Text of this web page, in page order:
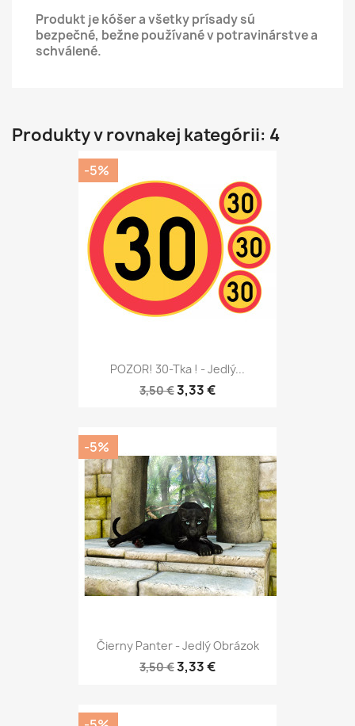
Produkt je kóšer a všetky prísady sú
bezpečné, bežne používané v potravinárstve a
schválené.
Produkty v rovnakej kategórii: 4
POZOR! 30-Tka ! - Jedlý...
3,50 €3,33 €
-5%
Čierny Panter - Jedlý Obrázok
3,50 €3,33 €
-5%